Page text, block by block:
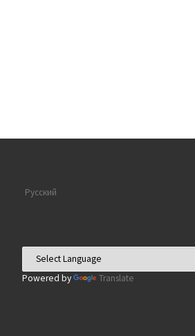
Русский
Powered by Translate